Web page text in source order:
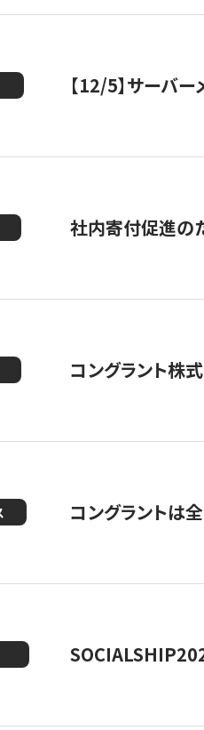
【12/5】サーバ
社内寄付促進の
コングラント株
コングラントは